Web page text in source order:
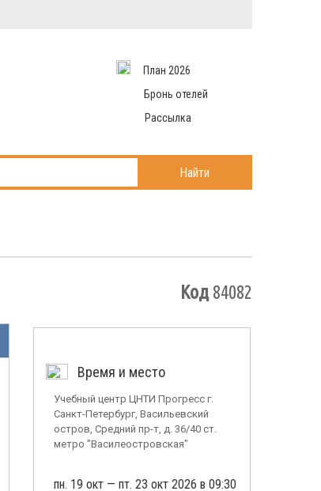
Запомнить меня
Войти в кабинет
План 2026
Бронь отелей
Рассылка
Найти
Код84082
Время и место
Учебный центр ЦНТИ Прогресс г.
Санкт-Петербург, Васильевский
остров, Средний пр-т, д. 36/40 ст.
метро "Василеостровская"
пн. 19 окт — пт. 23 окт 2026 в 09:30